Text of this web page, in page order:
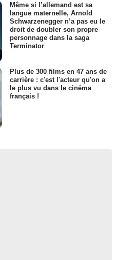
Même si l’allemand est sa
langue maternelle, Arnold
Schwarzenegger n’a pas eu le
droit de doubler son propre
personnage dans la saga
Terminator
Plus de 300 films en 47 ans de
carrière : c'est l'acteur qu'on a
le plus vu dans le cinéma
français !